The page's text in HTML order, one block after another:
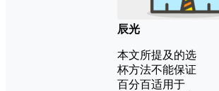
辰光
本文所提及的选
杯方法不能保证
百分百适用于